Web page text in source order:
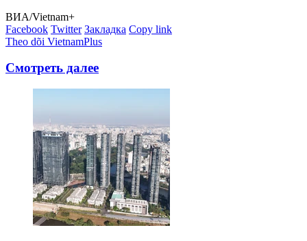
ВИА/Vietnam+
Facebook Twitter Закладка Copy link
Theo dõi VietnamPlus
Смотреть далее